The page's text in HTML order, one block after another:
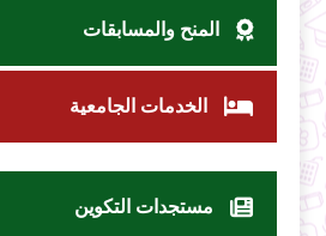
المنح والمسابقات
الخدمات الجامعية
مستجدات التكوين